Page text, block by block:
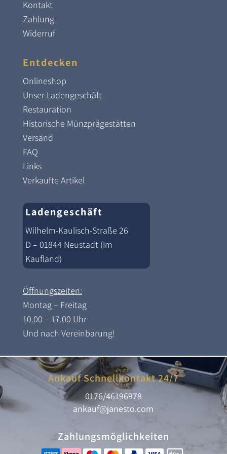
Kontakt
Zahlung
Widerruf
Entdecken
Onlineshop
Unser Ladengeschäft
Restauration
Historische Münzprägestätten
Versand
FAQ
Links
Verkaufte Artikel
Ladengeschäft
Wilhelm-Kaulisch-Straße 26
D – 01844 Neustadt (Im
Kaufland)
Öffnungszeiten:
Montag – Freitag
10.00 – 17.00 Uhr
Und nach Vereinbarung!
Ankauf Schnellkontakt 24/7
0176/46196978
ankauf@janesto.com
Zahlungsmöglichkeiten